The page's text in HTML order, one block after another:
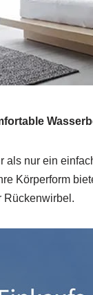
als nur ein
Körperform
Rückenwirbel.